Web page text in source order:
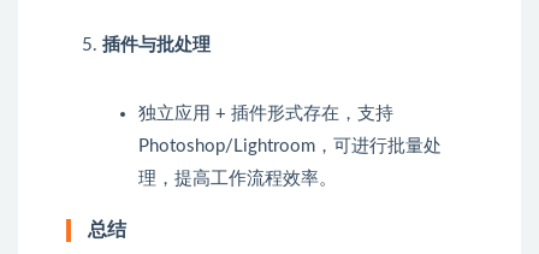
插件与批处理
独立应用 + 插件形式存在，支持
Photoshop/Lightroom，可进行批量处
理，提高工作流程效率。
总结